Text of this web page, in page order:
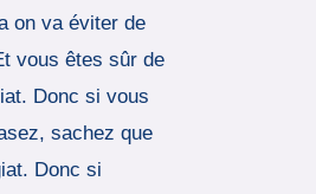
on va éviter de
vous êtes sûr de
Donc si vous
sachez que
Donc si